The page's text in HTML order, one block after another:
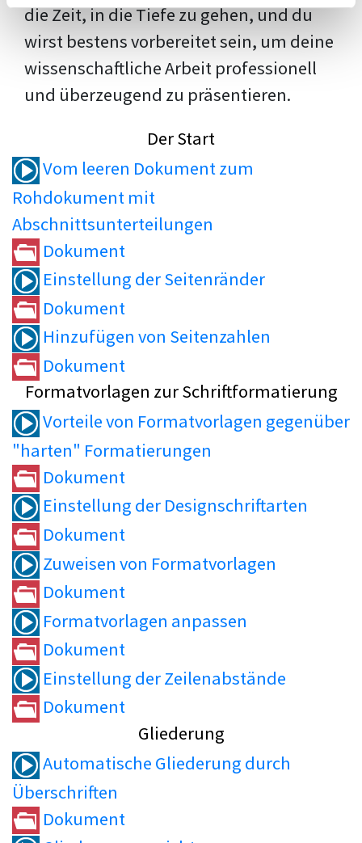
die Zeit, in die Tiefe zu gehen, und du
wirst bestens vorbereitet sein, um deine
wissenschaftliche Arbeit professionell
und überzeugend zu präsentieren.
Der Start
Vom leeren Dokument zum
Rohdokument mit
Abschnittsunterteilungen
Dokument
Einstellung der Seitenränder
Dokument
Hinzufügen von Seitenzahlen
Dokument
Formatvorlagen zur Schriftformatierung
Vorteile von Formatvorlagen gegenüber
"harten" Formatierungen
Dokument
Einstellung der Designschriftarten
Dokument
Zuweisen von Formatvorlagen
Dokument
Formatvorlagen anpassen
Dokument
Einstellung der Zeilenabstände
Dokument
Gliederung
Automatische Gliederung durch
Überschriften
Dokument